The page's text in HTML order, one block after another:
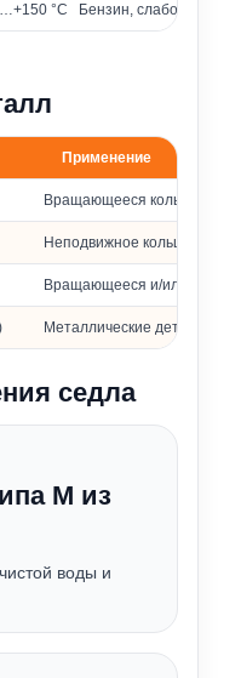
°C Бензин,
частей
Применение
Вращающееся кольцо
Неподвижное кольцо
Вращающееся и/или
Металлические детали
седла
М из
воды и